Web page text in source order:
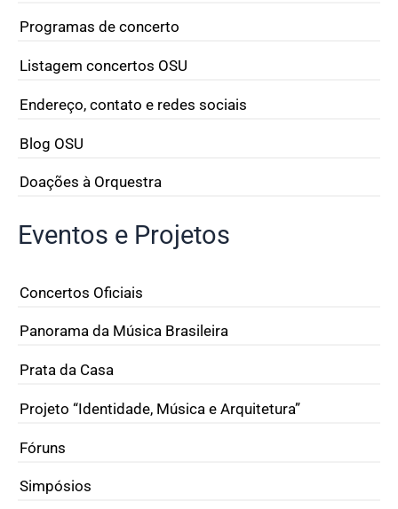
Programas de concerto
Listagem concertos OSU
Endereço, contato e redes sociais
Blog OSU
Doações à Orquestra
Eventos e Projetos
Concertos Oficiais
Panorama da Música Brasileira
Prata da Casa
Projeto “Identidade, Música e Arquitetura”
Fóruns
Simpósios